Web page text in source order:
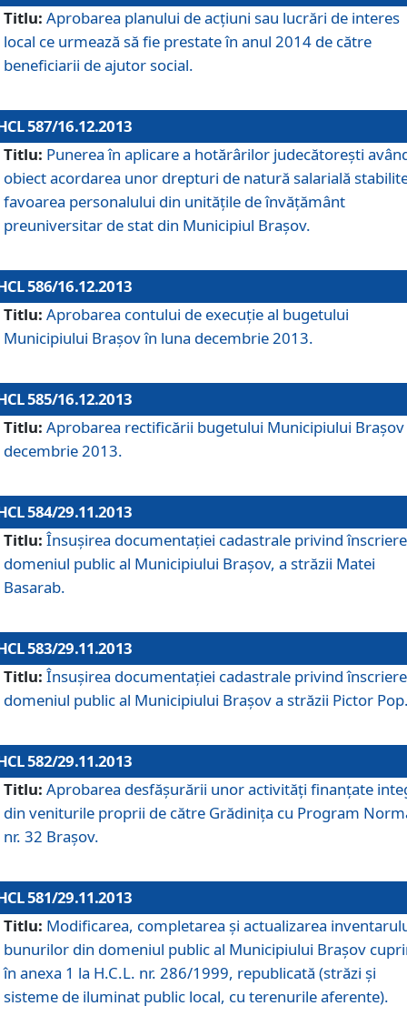
Titlu: Aprobarea planului de acţiuni sau lucrări de interes
local ce urmează să fie prestate în anul 2014 de către
beneficiarii de ajutor social.
587/16.12.2013
Titlu: Punerea în aplicare a hotărârilor judecătoreşti
obiect acordarea unor drepturi de natură salarială
favoarea personalului din unităţile de învăţământ
preuniversitar de stat din Municipiul Braşov.
586/16.12.2013
Titlu: Aprobarea contului de execuţie al bugetului
Municipiului Braşov în luna decembrie 2013.
585/16.12.2013
Titlu: Aprobarea rectificării bugetului Municipiului Braşov
decembrie 2013.
584/29.11.2013
Titlu: Însuşirea documentaţiei cadastrale privind
domeniul public al Municipiului Braşov, a străzii Matei
Basarab.
583/29.11.2013
Titlu: Însuşirea documentaţiei cadastrale privind
domeniul public al Municipiului Braşov a străzii Pictor
582/29.11.2013
Titlu: Aprobarea desfăşurării unor activităţi finanţate
din veniturile proprii de către Grădiniţa cu Program
nr. 32 Braşov.
581/29.11.2013
Titlu: Modificarea, completarea şi actualizarea
bunurilor din domeniul public al Municipiului Braşov
în anexa 1 la H.C.L. nr. 286/1999, republicată (străzi şi
sisteme de iluminat public local, cu terenurile aferente).